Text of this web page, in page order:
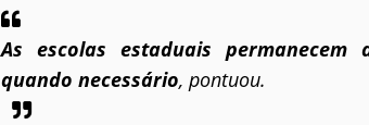
As escolas estaduais
quando necessário, pontuou.